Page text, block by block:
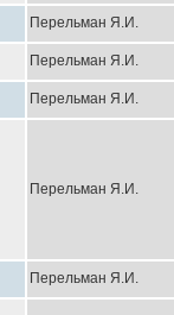
Перельман Я.И.
Перельман Я.И.
Перельман Я.И.
Перельман Я.И.
Перельман Я.И.